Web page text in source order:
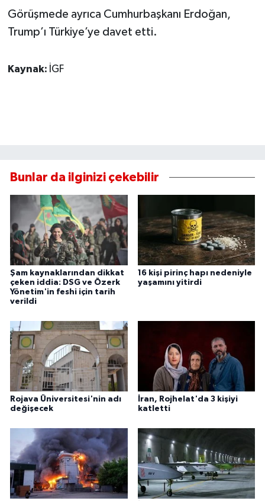
Görüşmede ayrıca Cumhurbaşkanı Erdoğan,
Trump’ı Türkiye’ye davet etti.
Kaynak: İGF
Bunlar da ilginizi çekebilir
Şam kaynaklarından dikkat
çeken iddia: DSG ve Özerk
Yönetim'in feshi için tarih
verildi
16 kişi pirinç hapı nedeniyle
yaşamını yitirdi
Rojava Üniversitesi'nin adı
değişecek
İran, Rojhelat'da 3 kişiyi
katletti